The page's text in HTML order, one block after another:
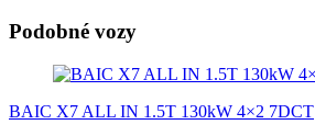
Podobné vozy
BAIC X7 ALL IN 1.5T 130kW 4×2 7DCT